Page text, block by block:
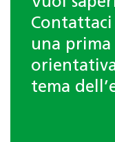
una prima
tema